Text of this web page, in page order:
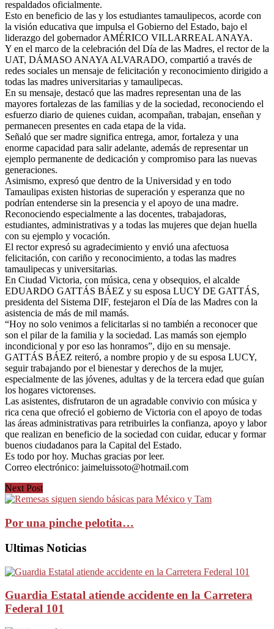
respaldados oficialmente.
Esto en beneficio de las y los estudiantes tamaulipecos, acorde con
la visión educativa que impulsa el Gobierno del Estado, bajo el
liderazgo del gobernador AMÉRICO VILLARREAL ANAYA.
Y en el marco de la celebración del Día de las Madres, el rector de la
UAT, DÁMASO ANAYA ALVARADO, compartió a través de
redes sociales un mensaje de felicitación y reconocimiento dirigido a
todas las madres universitarias y tamaulipecas.
En su mensaje, destacó que las madres representan una de las
mayores fortalezas de las familias y de la sociedad, reconociendo el
esfuerzo diario de quienes cuidan, acompañan, trabajan, enseñan y
permanecen presentes en cada etapa de la vida.
Señaló que ser madre significa entrega, amor, fortaleza y una
enorme capacidad para salir adelante, además de representar un
ejemplo permanente de dedicación y compromiso para las nuevas
generaciones.
Asimismo, expresó que dentro de la Universidad y en todo
Tamaulipas existen historias de superación y esperanza que no
podrían entenderse sin la presencia y el apoyo de una madre.
Reconociendo especialmente a las docentes, trabajadoras,
estudiantes, administrativas y a todas las mujeres que dejan huella
con su ejemplo y vocación.
El rector expresó su agradecimiento y envió una afectuosa
felicitación, con cariño y reconocimiento, a todas las madres
tamaulipecas y universitarias.
En Ciudad Victoria, con música, cena y obsequios, el alcalde
EDUARDO GATTÁS BÁEZ y su esposa LUCY DE GATTÁS,
presidenta del Sistema DIF, festejaron el Día de las Madres con la
asistencia de más de mil mamás.
“Hoy no solo venimos a felicitarlas si no también a reconocer que
son el pilar de la familia y la sociedad. Las mamás son ejemplo
incondicional y por eso las honramos”, dijo en su mensaje.
GATTÁS BÁEZ reiteró, a nombre propio y de su esposa LUCY,
seguir trabajando por el bienestar y derechos de la mujer,
especialmente de las jóvenes, adultas y de la tercera edad que guían
los hogares victorenses.
Las asistentes, disfrutaron de un agradable convivio con música y
rica cena que ofreció el gobierno de Victoria con el apoyo de todas
las áreas administrativas para retribuirles la confianza, apoyo y labor
que realizan en beneficio de la sociedad con cuidar, educar y formar
buenos ciudadanos para la Capital del Estado.
Es todo por hoy. Muchas gracias por leer.
Correo electrónico: jaimeluissoto@hotmail.com
Next Post
Por una pinche pelotita…
Ultimas Noticias
Guardia Estatal atiende accidente en la Carretera
Federal 101